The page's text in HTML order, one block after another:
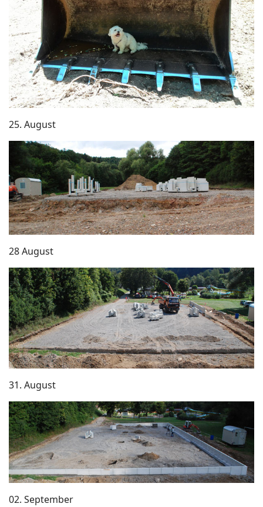
25. August
28 August
31. August
02. September